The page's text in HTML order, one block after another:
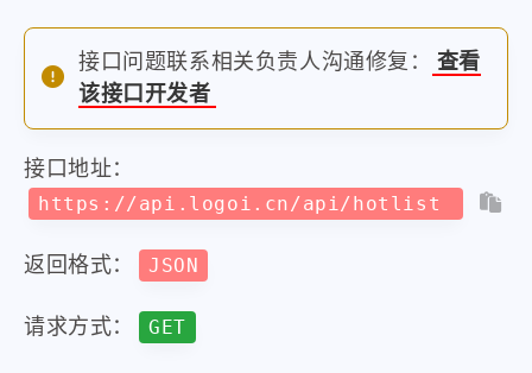
接口问题联系相关负责人沟通修复：
查看
该接口开发者
接口地址：
https://api.logoi.cn/api/hotlist
返回格式： JSON
请求方式： GET